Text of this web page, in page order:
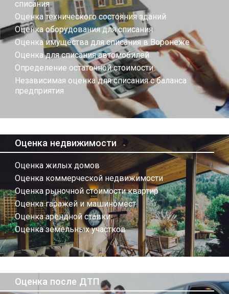
списания
Оценка технического состояния зданий
Оценка оборудования для списания
Оценка имущества для списания в Воронеже
Оценка для списания автомобилей
Определение остаточной стоимости
Независимая оценка для списания с баланса
предприятия
Оценка недвижимости
Оценка жилых домов
Оценка коммерческой недвижимости
Оценка рыночной стоимости квартир
Оценка гаражей и машиномест
Оценка арендной ставки
Оценка земельных участков
Оценка после ДТП